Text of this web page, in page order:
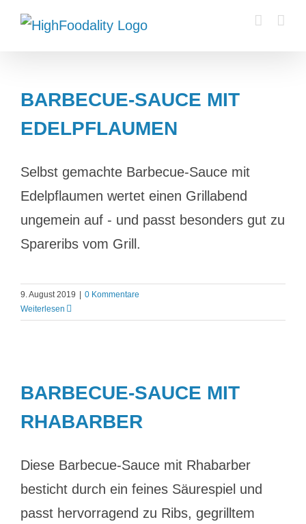
Zum
Inhalt
BARBECUE-SAUCE MIT
EDELPFLAUMEN
Selbst gemachte Barbecue-Sauce mit
Edelpflaumen wertet einen Grillabend
ungemein auf - und passt besonders gut zu
Spareribs vom Grill.
9. August 2019
0 Kommentare
Weiterlesen
BARBECUE-SAUCE MIT
RHABARBER
Diese Barbecue-Sauce mit Rhabarber
besticht durch ein feines Säurespiel und
passt hervorragend zu Ribs, gegrilltem